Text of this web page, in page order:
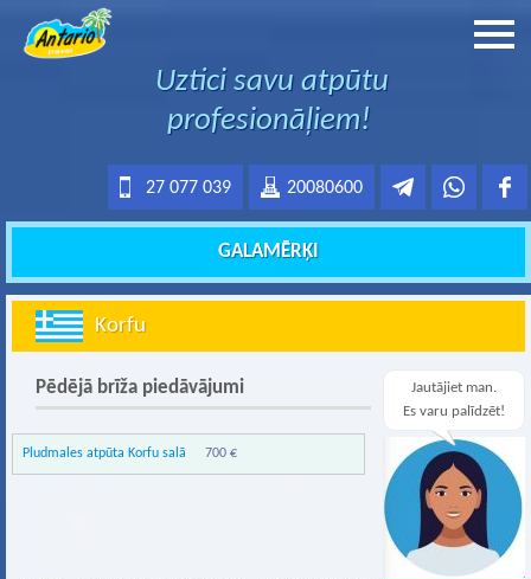
Uztici savu atpūtu
profesionāļiem!
20080600
27 077 039
GALAMĒRĶI
Korfu
Jautājiet man.
Es varu palīdzēt!
Pēdējā brīža piedāvājumi
Pludmales atpūta Korfu salā 700 €